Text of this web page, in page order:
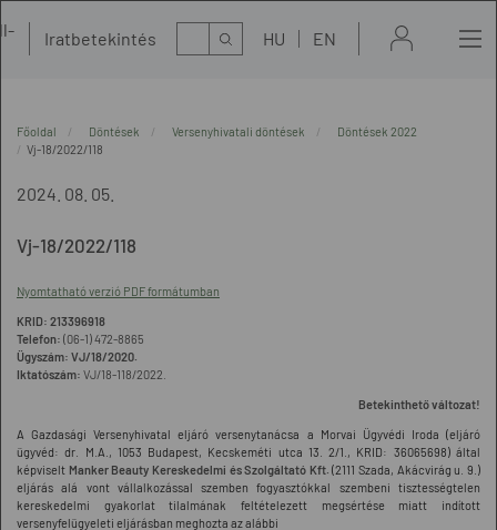
Iratbetekintés Kereső HU EN
Főoldal Döntések Versenyhivatali döntések
Döntések 2022
Vj-18/2022/118
2024. 08. 05.
Vj-18/2022/118
Nyomtatható verzió PDF formátumban
KRID: 213396918
Telefon: (06-1) 472-8865
Ügyszám: VJ/18/2020.
Iktatószám: VJ/18-118/2022.
Betekinthető változat!
A Gazdasági Versenyhivatal eljáró versenytanácsa a Morvai Ügyvédi Iroda (eljáró
ügyvéd: dr. M.A., 1053 Budapest, Kecskeméti utca 13. 2/1., KRID: 36065698)által
képviselt Manker Beauty Kereskedelmi és Szolgáltató Kft. (2111 Szada, Akácvirág u. 9.)
eljárás alá vont vállalkozással szemben fogyasztókkal szembeni tisztességtelen
kereskedelmi gyakorlat tilalmának feltételezett megsértése miatt indított
versenyfelügyeleti eljárásban meghozta az alábbi